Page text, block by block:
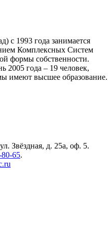
1993 года занимается
Комплексных Систем
формы собственности.
2005 года – 19 человек,
имеют высшее образование.
ул. Звёздная, д. 25а, оф. 5.
80-65.